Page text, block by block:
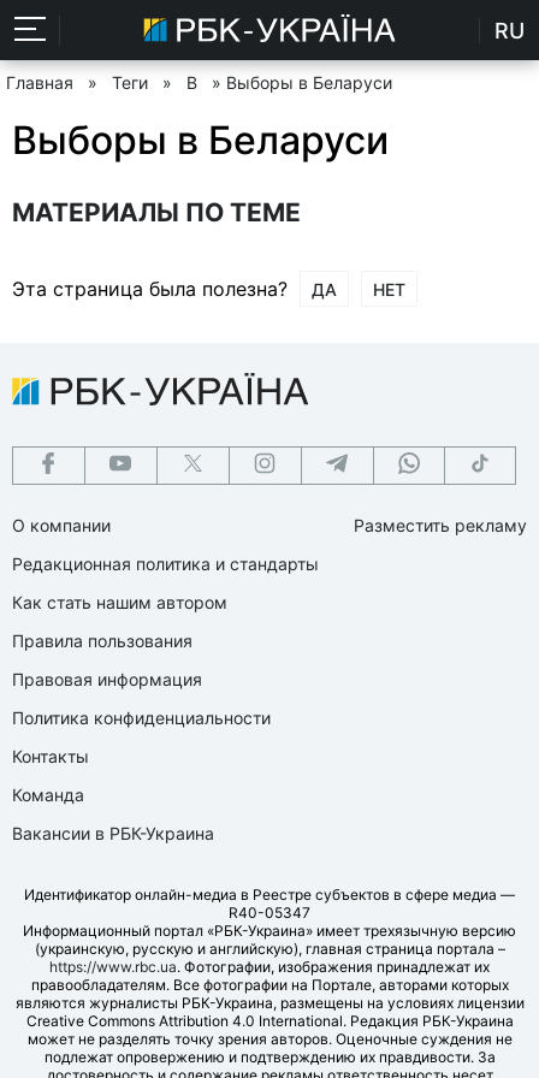
RU
Главная » Теги » В » Выборы в Беларуси
Выборы в Беларуси
МАТЕРИАЛЫ ПО ТЕМЕ
Эта страница была полезна? ДА НЕТ
О компании
Редакционная политика и стандарты
Как стать нашим автором
Правила пользования
Правовая информация
Политика конфиденциальности
Контакты
Команда
Вакансии в РБК-Украина
Разместить рекламу
Идентификатор онлайн-медиа в Реестре субъектов в сфере медиа —
R40-05347
Информационный портал «РБК-Украина» имеет трехязычную версию
(украинскую, русскую и английскую), главная страница портала –
https://www.rbc.ua. Фотографии, изображения принадлежат их
правообладателям. Все фотографии на Портале, авторами которых
являются журналисты РБК-Украина, размещены на условиях лицензии
Creative Commons Attribution 4.0 International. Редакция РБК-Украина
может не разделять точку зрения авторов. Оценочные суждения не
подлежат опровержению и подтверждению их правдивости. За